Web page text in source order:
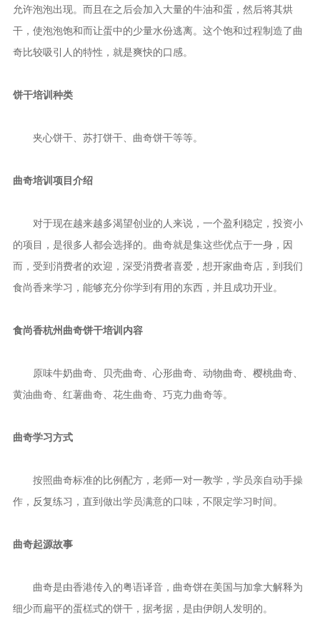
允许泡泡出现。而且在之后会加入大量的牛油和蛋，然后将其烘
干，使泡泡饱和而让蛋中的少量水份逃离。这个饱和过程制造了曲
奇比较吸引人的特性，就是爽快的口感。
饼干培训种类
夹心饼干、苏打饼干、曲奇饼干等等。
曲奇培训项目介绍
对于现在越来越多渴望创业的人来说，一个盈利稳定，投资小
的项目，是很多人都会选择的。曲奇就是集这些优点于一身，因
而，受到消费者的欢迎，深受消费者喜爱，想开家曲奇店，到我们
食尚香来学习，能够充分你学到有用的东西，并且成功开业。
食尚香杭州曲奇饼干培训内容
原味牛奶曲奇、贝壳曲奇、心形曲奇、动物曲奇、樱桃曲奇、
黄油曲奇、红薯曲奇、花生曲奇、巧克力曲奇等。
曲奇学习方式
按照曲奇标准的比例配方，老师一对一教学，学员亲自动手操
作，反复练习，直到做出学员满意的口味，不限定学习时间。
曲奇起源故事
曲奇是由香港传入的粤语译音，曲奇饼在美国与加拿大解释为
细少而扁平的蛋榚式的饼干，据考据，是由伊朗人发明的。